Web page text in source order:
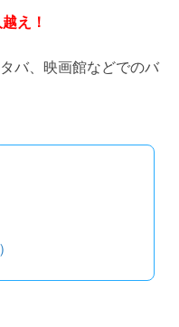
え！
バ、映画館などでのバ